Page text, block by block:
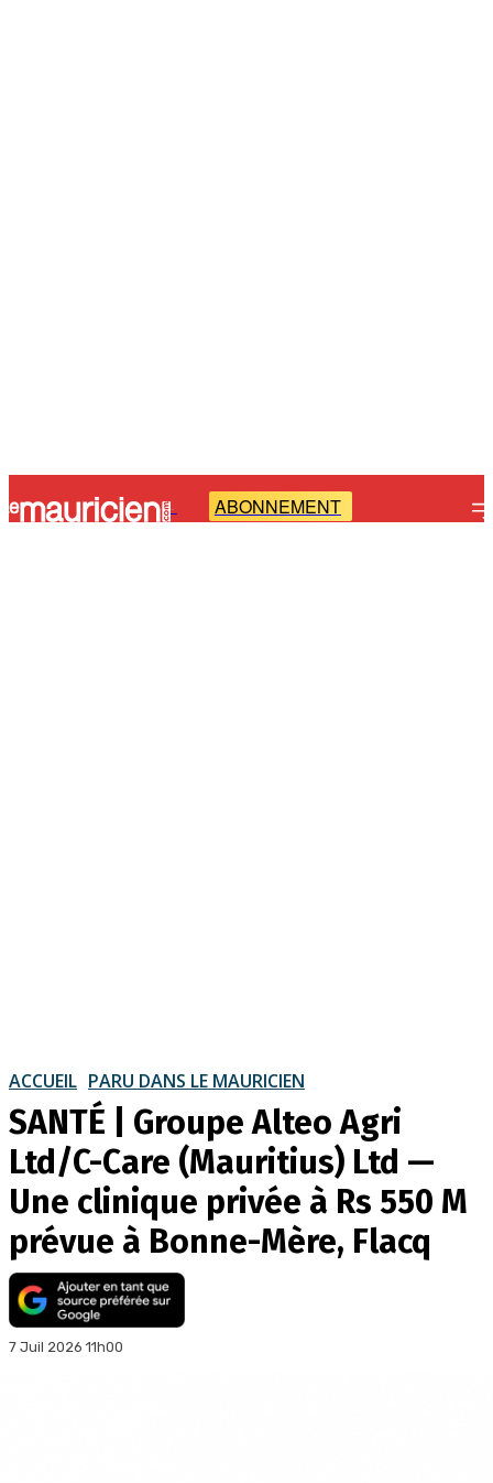
- ABONNEMENT
ACCUEIL PARU DANS LE MAURICIEN
SANTÉ | Groupe Alteo Agri
Ltd/C-Care (Mauritius) Ltd —
Une clinique privée à Rs 550 M
prévue à Bonne-Mère, Flacq
7 Juil 2026 11h00